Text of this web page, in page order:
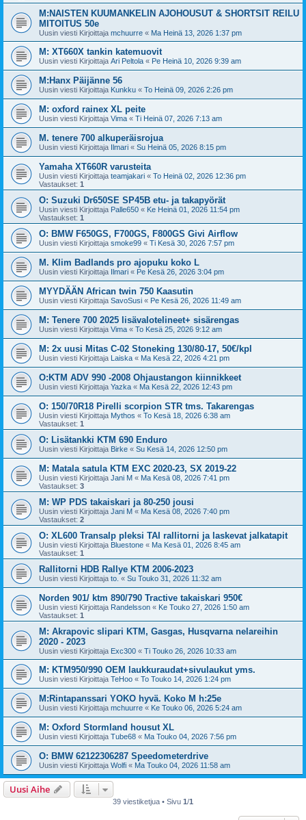
M:NAISTEN KUUMANKELIN AJOHOUSUT & SHORTSIT REILU
MITOITUS 50e
Uusin viesti Kirjoittaja mchuurre « Ma Heinä 13, 2026 1:37 pm
M: XT660X tankin katemuovit
Uusin viesti Kirjoittaja Ari Peltola « Pe Heinä 10, 2026 9:39 am
M:Hanx Päijänne 56
Uusin viesti Kirjoittaja Kunkku « To Heinä 09, 2026 2:26 pm
M: oxford rainex XL peite
Uusin viesti Kirjoittaja Vima « Ti Heinä 07, 2026 7:13 am
M. tenere 700 alkuperäisrojua
Uusin viesti Kirjoittaja Ilmari « Su Heinä 05, 2026 8:15 pm
Yamaha XT660R varusteita
Uusin viesti Kirjoittaja teamjakari « To Heinä 02, 2026 12:36 pm
Vastaukset: 1
O: Suzuki Dr650SE SP45B etu- ja takapyörät
Uusin viesti Kirjoittaja Palle650 « Ke Heinä 01, 2026 11:54 pm
Vastaukset: 1
O: BMW F650GS, F700GS, F800GS Givi Airflow
Uusin viesti Kirjoittaja smoke99 « Ti Kesä 30, 2026 7:57 pm
M. Klim Badlands pro ajopuku koko L
Uusin viesti Kirjoittaja Ilmari « Pe Kesä 26, 2026 3:04 pm
MYYDÄÄN African twin 750 Kaasutin
Uusin viesti Kirjoittaja SavoSusi « Pe Kesä 26, 2026 11:49 am
M: Tenere 700 2025 lisävalotelineet+ sisärengas
Uusin viesti Kirjoittaja Vima « To Kesä 25, 2026 9:12 am
M: 2x uusi Mitas C-02 Stoneking 130/80-17, 50€/kpl
Uusin viesti Kirjoittaja Laiska « Ma Kesä 22, 2026 4:21 pm
O:KTM ADV 990 -2008 Ohjaustangon kiinnikkeet
Uusin viesti Kirjoittaja Yazka « Ma Kesä 22, 2026 12:43 pm
O: 150/70R18 Pirelli scorpion STR tms. Takarengas
Uusin viesti Kirjoittaja Mythos « To Kesä 18, 2026 6:38 am
Vastaukset: 1
O: Lisätankki KTM 690 Enduro
Uusin viesti Kirjoittaja Birke « Su Kesä 14, 2026 12:50 pm
M: Matala satula KTM EXC 2020-23, SX 2019-22
Uusin viesti Kirjoittaja Jani M « Ma Kesä 08, 2026 7:41 pm
Vastaukset: 3
M: WP PDS takaiskari ja 80-250 jousi
Uusin viesti Kirjoittaja Jani M « Ma Kesä 08, 2026 7:40 pm
Vastaukset: 2
O: XL600 Transalp pleksi TAI rallitorni ja laskevat jalkatapit
Uusin viesti Kirjoittaja Bluestone « Ma Kesä 01, 2026 8:45 am
Vastaukset: 1
Rallitorni HDB Rallye KTM 2006-2023
Uusin viesti Kirjoittaja to. « Su Touko 31, 2026 11:32 am
Norden 901/ ktm 890/790 Tractive takaiskari 950€
Uusin viesti Kirjoittaja Randelsson « Ke Touko 27, 2026 1:50 am
Vastaukset: 1
M: Akrapovic slipari KTM, Gasgas, Husqvarna nelareihin
2020 - 2023
Uusin viesti Kirjoittaja Exc300 « Ti Touko 26, 2026 10:33 am
M: KTM950/990 OEM laukkuraudat+sivulaukut yms.
Uusin viesti Kirjoittaja TeHoo « To Touko 14, 2026 1:24 pm
M:Rintapanssari YOKO hyvä. Koko M h:25e
Uusin viesti Kirjoittaja mchuurre « Ke Touko 06, 2026 5:24 am
M: Oxford Stormland housut XL
Uusin viesti Kirjoittaja Tube68 « Ma Touko 04, 2026 7:56 pm
O: BMW 62122306287 Speedometerdrive
Uusin viesti Kirjoittaja Wolfi « Ma Touko 04, 2026 11:58 am
Uusi Aihe
39 viestiketjua • Sivu 1/1